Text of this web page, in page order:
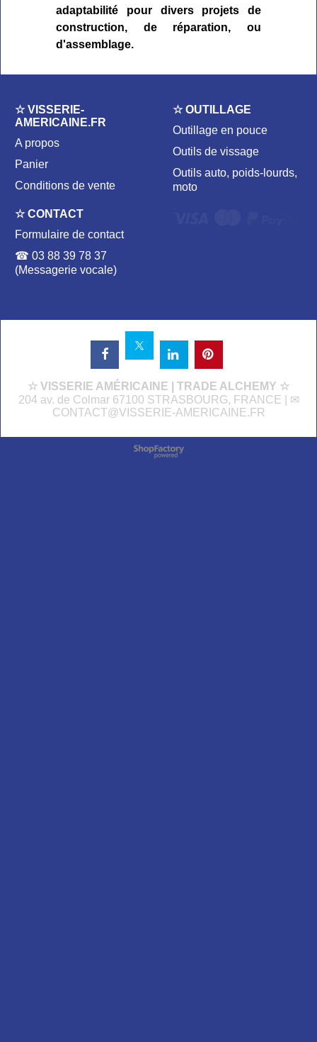
adaptabilité pour divers projets de
construction, de réparation, ou
d'assemblage.
☆ VISSERIE-
AMERICAINE.FR
A propos
Panier
Conditions de vente
☆ OUTILLAGE
Outillage en pouce
Outils de vissage
Outils auto, poids-lourds,
moto
☆ CONTACT
Formulaire de contact
☎ 03 88 39 78 37
(Messagerie vocale)
☆ VISSERIE AMÉRICAINE | TRADE ALCHEMY ☆
204 av. de Colmar 67100 STRASBOURG, FRANCE | ✉
CONTACT@VISSERIE-AMERICAINE.FR
Boutique en ligne créés
avec le logiciel